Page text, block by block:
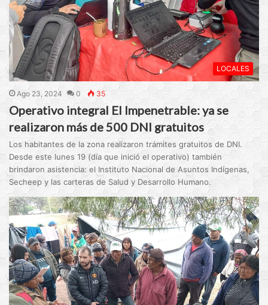
LOCALES
Ago 23, 2024 0 35
Operativo integral El Impenetrable: ya se
realizaron más de 500 DNI gratuitos
Los habitantes de la zona realizaron trámites gratuitos de DNI.
Desde este lunes 19 (día que inició el operativo) también
brindaron asistencia: el Instituto Nacional de Asuntos Indígenas,
Secheep y las carteras de Salud y Desarrollo Humano.